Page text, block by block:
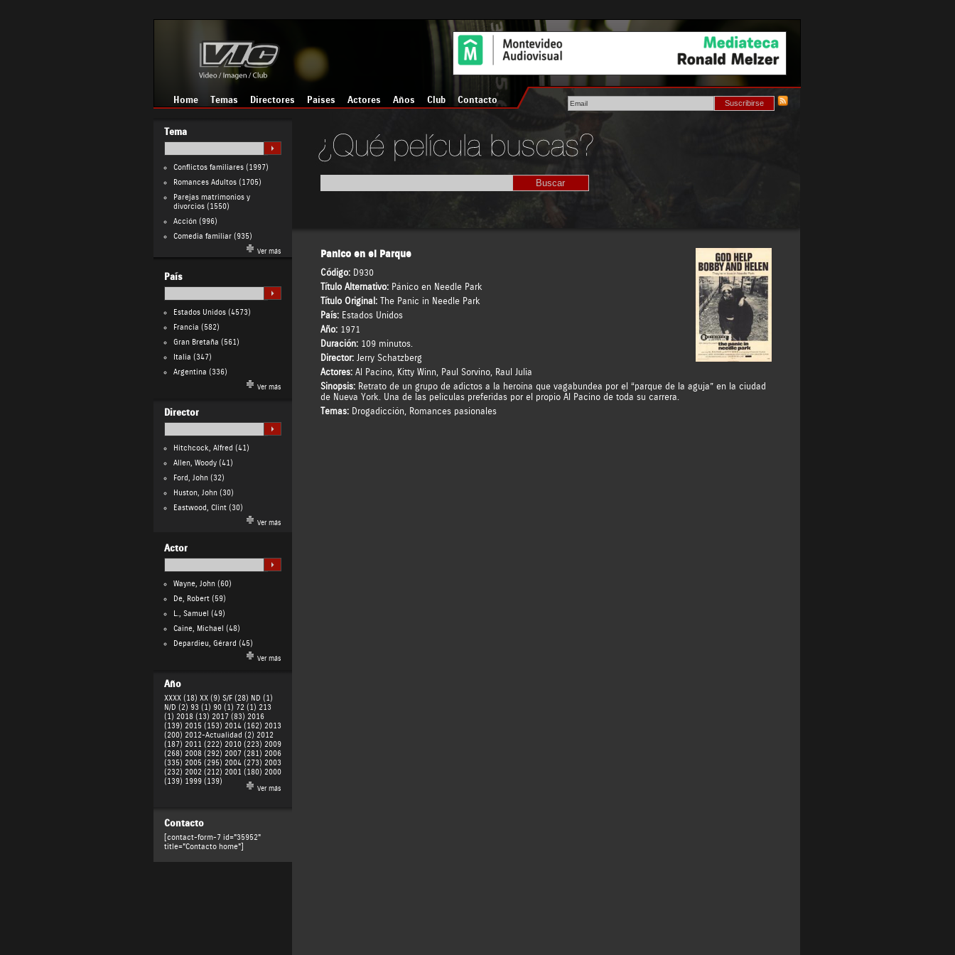
Home Temas Directores Países Actores Años Club Contacto
Tema
Conflictos familiares(1997)
Romances Adultos(1705)
Parejas matrimonios y
divorcios(1550)
Acción(996)
Comedia familiar(935)
Ver más
País
Estados Unidos(4573)
Francia (582)
Gran Bretaña (561)
Italia (347)
Argentina (336)
Ver más
Director
Hitchcock, Alfred (41)
Allen, Woody(41)
Ford, John(32)
Huston, John(30)
Eastwood, Clint(30)
Ver más
Actor
Wayne, John(60)
De, Robert(59)
L., Samuel (49)
Caine, Michael (48)
Depardieu, Gérard (45)
Ver más
Año
XXXX (18) XX (9) S/F (28) ND (1)
N/D (2) 93 (1) 90 (1) 72 (1) 213
(1) 2018 (13) 2017 (83) 2016
(139) 2015 (153) 2014 (162) 2013
(200) 2012-Actualidad (2) 2012
(187) 2011 (222) 2010 (223) 2009
(268) 2008 (292) 2007 (281) 2006
(335) 2005 (295) 2004 (273) 2003
(232) 2002 (212) 2001 (180) 2000
(139) 1999 (139)
Ver más
Contacto
[contact-form-7 id="35952"
title="Contacto home"]
Panico en el Parque
Código: D930
Título Alternativo: Pánico en Needle Park
Título Original: The Panic in Needle Park
País: Estados Unidos
Año: 1971
Duración: 109 minutos.
Director: Jerry Schatzberg
Actores: Al Pacino, Kitty Winn, Paul Sorvino, Raul Julia
Sinopsis:Retrato de un grupo de adictos a la heroína que vagabundea por el “parque de la aguja” en la ciudad
de Nueva York. Una de las películas preferidas por el propio Al Pacino de toda su carrera.
Temas: Drogadicción, Romances pasionales